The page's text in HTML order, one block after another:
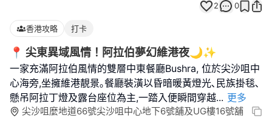
2 0
香港攻略 打卡
📍 尖東異域風情！阿拉伯夢幻維港夜🌙✨
一家充滿阿拉伯風情的雙層中東餐廳Bushra, 位於尖沙咀中
心海旁,坐擁維港靚景｡餐廳裝潢以昏暗暖黃燈光､民族掛毯､
懸吊阿拉丁燈及露台座位為主,一踏入便瞬間穿越... 更多
尖沙咀麼地道66號尖沙咀中心地下6號舖及UG樓16號舖